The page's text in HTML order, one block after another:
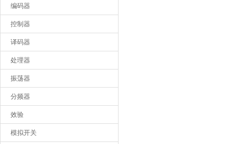
编码器
控制器
译码器
处理器
振荡器
分频器
效验
模拟开关